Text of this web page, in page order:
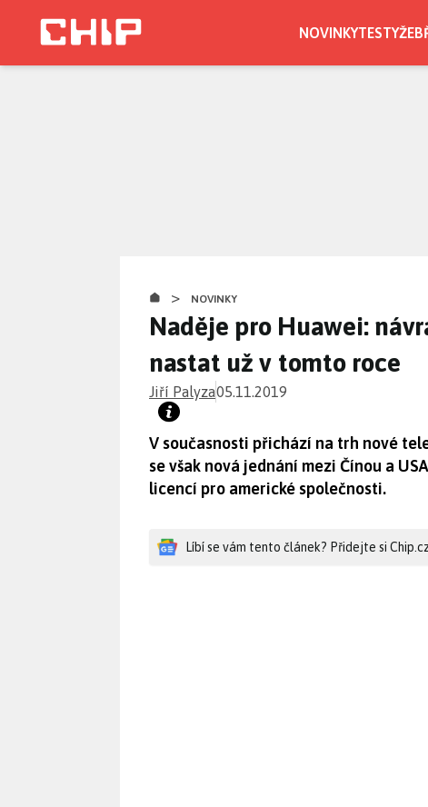
NOVINKYTESTY
> NOVINKY
Naděje pro Huawei:
nastat už v tomto roce
Jiří Palyza05.11.2019
V současnosti přichází na trh nové
se však nová jednání mezi Čínou a
licencí pro americké společnosti.
Líbí se vám tento článek? Přidejte si